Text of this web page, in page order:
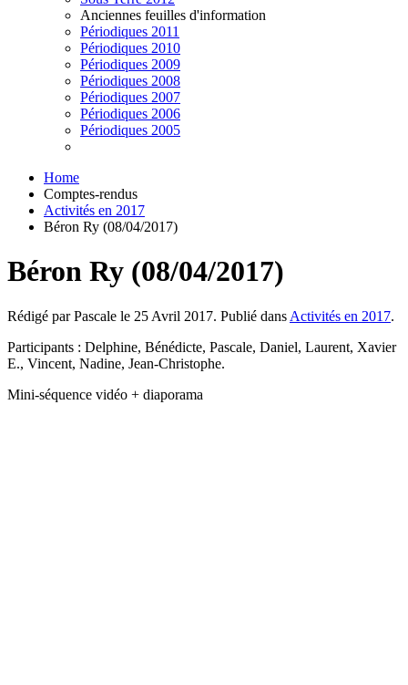
Anciennes feuilles d'information
Périodiques 2011
Périodiques 2010
Périodiques 2009
Périodiques 2008
Périodiques 2007
Périodiques 2006
Périodiques 2005
Home
Comptes-rendus
Activités en 2017
Béron Ry (08/04/2017)
Béron Ry (08/04/2017)
Rédigé par Pascale le 25 Avril 2017. Publié dans Activités en 2017.
Participants : Delphine, Bénédicte, Pascale, Daniel, Laurent, Xavier
E., Vincent, Nadine, Jean-Christophe.
Mini-séquence vidéo + diaporama